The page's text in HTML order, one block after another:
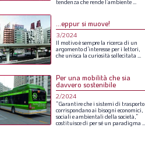
tendenza che rende l’ambiente
…eppur si muove!
3/2024
Il motivoèsempre la ricerca di un
argomentod’interesse peri lettori,
che unisca la curiosità sollecitata ...
Per una mobilità che sia
davvero sostenibile
2/2024
“Garantirechei sistemi di trasporto
corrispondanoai bisogni economici,
sociali eambientali della società,”
costituiscedi persé un paradigma